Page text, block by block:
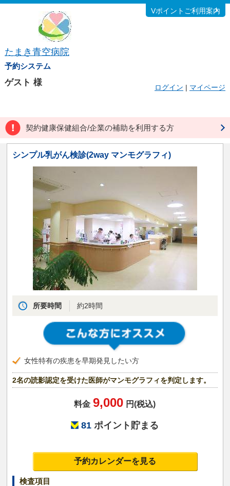
たまき青空病院
予約システム
Vポイントご利用案内
ゲスト 様 ログイン | マイページ
契約健康保健組合/企業の補助を利用する方
シンプル乳がん検診(2way マンモグラフィ)
所要時間 約2時間
女性特有の疾患を早期発見したい方
2名の読影認定を受けた医師がマンモグラフィを判定します。
料金 9,000 円(税込)
81ポイント貯まる
予約カレンダーを見る
検査項目